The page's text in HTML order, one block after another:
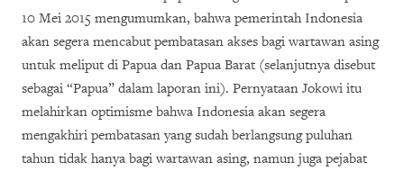
10 Mei 2015 mengumumkan, bahwa pemerintah Indonesia
akan segera mencabut pembatasan akses bagi wartawan asing
untuk meliput di Papua dan Papua Barat (selanjutnya disebut
sebagai “Papua” dalam laporan ini). Pernyataan Jokowi itu
melahirkan optimisme bahwa Indonesia akan segera
mengakhiri pembatasan yang sudah berlangsung puluhan
tahun tidak hanya bagi wartawan asing, namun juga pejabat